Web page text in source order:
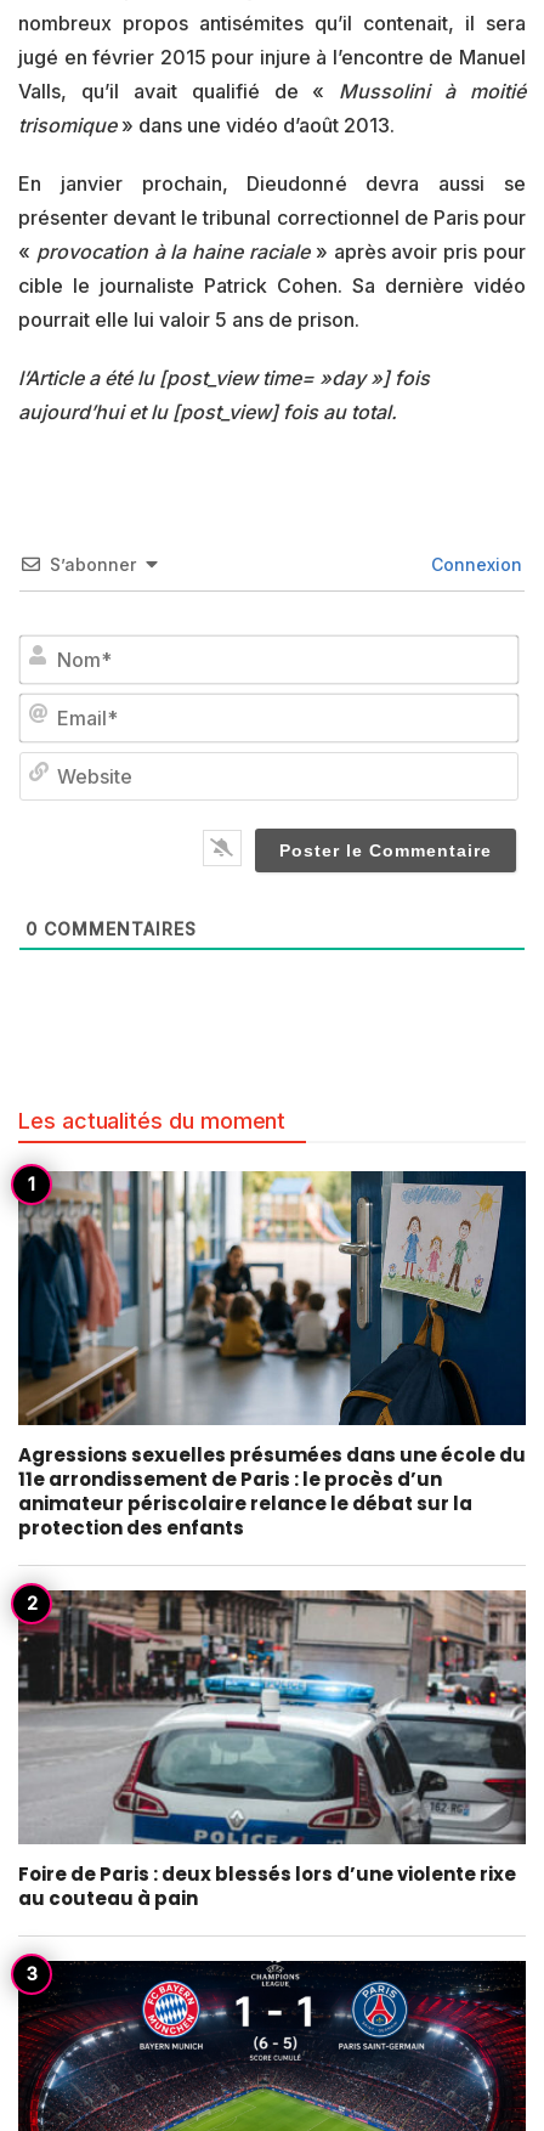
nombreux propos antisémites qu’il contenait, il sera
jugé en février 2015 pour injure à l’encontre de Manuel
Valls, qu’il avait qualifié de « Mussolini à moitié
trisomique» dans une vidéo d’août 2013.
En janvier prochain, Dieudonné devra aussi se
présenter devant le tribunal correctionnel de Paris pour
« provocation à la haine raciale» après avoir pris pour
cible le journaliste Patrick Cohen. Sa dernière vidéo
pourrait elle lui valoir 5 ans de prison.
l’Article a été lu [post_view time= »day »] fois
aujourd’hui et lu [post_view] fois au total.
S’abonner Connexion
0 COMMENTAIRES
Les actualités du moment
Agressions sexuelles présumées dans une école du
11e arrondissement de Paris : le procès d’un
animateur périscolaire relance le débat sur la
protection des enfants
Foire de Paris : deux blessés lors d’une violente rixe
au couteau à pain